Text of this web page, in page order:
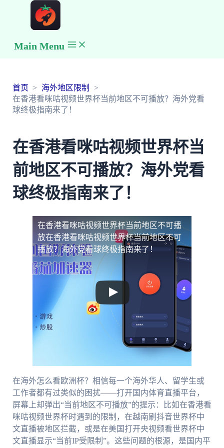
Main Menu
首页
海外地区限制
在香港看咪咕视频世界杯当前地区不可播放？海外党看
球终极指南来了！
在香港看咪咕视频世界杯当
前地区不可播放？海外党看
球终极指南来了！
在香港看咪咕视频世界杯当前地区不可播
放在香港看咪咕视频世界杯当前地区不可
播放？海外党看球终极指南来了！
在海外怎么看欧洲杯？相信每一个海外华人、留学生或
工作者都有过类似的困扰——打开国内体育直播平台，
屏幕上却弹出“当前地区不可播放”的提示：比如在香港看
咪咕视频世界杯时遇到的限制，在越南刷抖音世界杯中
文直播被地区拦截，或是在美国打开央视频看世界杯中
文直播显示“当前IP受限制”。这些问题的根源，是国内平